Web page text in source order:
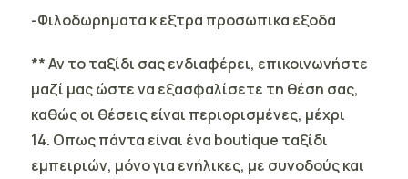
-Φιλοδωρηματα κ εξτρα προσωπικα εξοδα
** Αν το ταξίδι σας ενδιαφέρει, επικοινωνήστε
μαζί μας ώστε να εξασφαλίσετε τη θέση σας,
καθώς οι θέσεις είναι περιορισμένες, μέχρι
14. Οπως πάντα είναι ένα boutique ταξίδι
εμπειριών, μόνο για ενήλικες, με συνοδούς και